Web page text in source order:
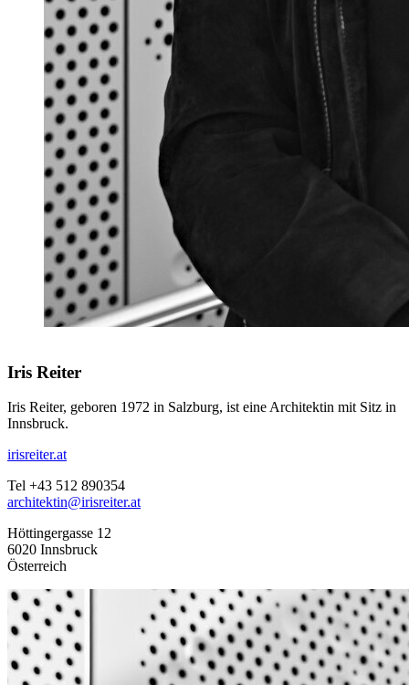
Iris Reiter
Iris Reiter, geboren 1972 in Salzburg, ist eine Architektin mit Sitz in
Innsbruck.
irisreiter.at
Tel +43 512 890354
architektin@irisreiter.at
Höttingergasse 12
6020 Innsbruck
Österreich